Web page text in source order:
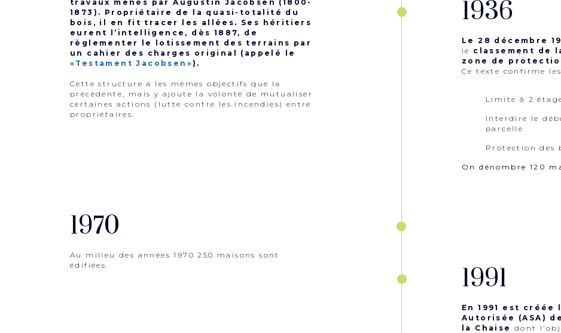
travaux menés par Augustin Jacobsen (1800-
1873). Propriétaire de la quasi-totalité du
bois, il en fit tracer les allées. Ses héritiers
eurent l’intelligence, dès 1887, de
règlementer le lotissement des terrains par
un cahier des charges original (appelé le
«Testament Jacobsen»).
Cette structure a les mêmes objectifs que la
précédente, mais y ajoute la volonté de mutualiser
certaines actions (lutte contre les incendies) entre
propriétaires.
1936
Le 28 décembre
le classement de
zone de
Ce texte confirme
Limite à 2
Interdire le
parcelle
Protection des
On dénombre 120
1970
Au milieu des années 1970 250 maisons sont
édifiées.
1991
En 1991 est créée
Autorisée (ASA)
la Chaisedont